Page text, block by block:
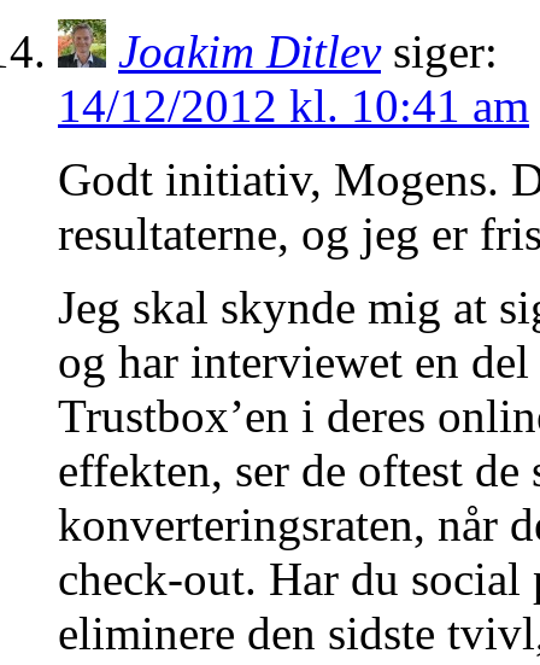
Joakim Ditlev siger:
14/12/2012 kl. 10:41 am
Godt initiativ, Mogens.
resultaterne, og jeg er
Jeg skal skynde mig at
og har interviewet en
Trustbox’en i deres
effekten, ser de oftest
konverteringsraten, når
check-out. Har du
eliminere den sidste